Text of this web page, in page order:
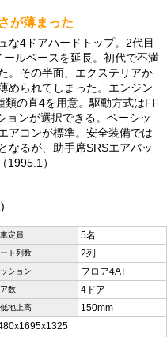
が薄まった
な4ドアハードトップ。2代目
ルベースを延長。初代で不満
。その半面、エクステリアか
められてしまった。エンジン
の直4を用意。駆動方式はFF
ョンが選択できる。ベーシッ
アコンが標準。安全装備では
なるが、助手席SRSエアバッ
1995.1）
定員 5名
ト列数 2列
ション フロア4AT
ア数 4ドア
地上高 150mm